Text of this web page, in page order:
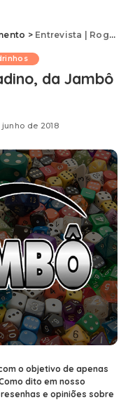
> Entrevista | Rogério Saladino, da Jambô editora
da Jambô
de 2018
o objetivo de apenas
dito em nosso
e opiniões sobre